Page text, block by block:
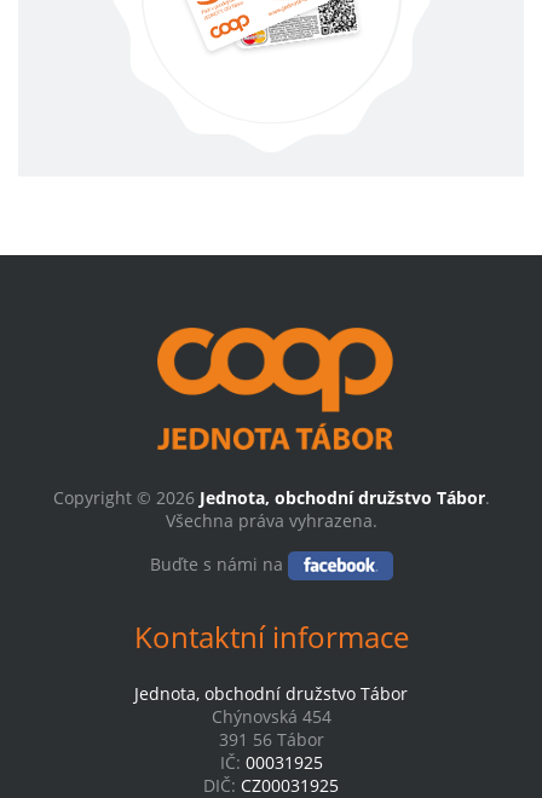
Copyright © 2026 Jednota, obchodní družstvo Tábor.
Všechna práva vyhrazena.
Buďte s námi na
Kontaktní informace
Jednota, obchodní družstvo Tábor
Chýnovská 454
391 56 Tábor
IČ: 00031925
DIČ: CZ00031925